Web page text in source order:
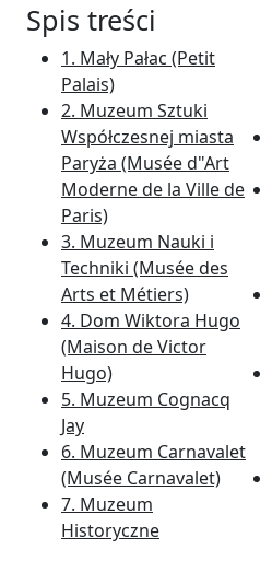
Spis treści
1. Mały Pałac (Petit
Palais)
2. Muzeum Sztuki
Współczesnej miasta
Paryża (Musée d"Art
Moderne de la Ville de
Paris)
3. Muzeum Nauki i
Techniki (Musée des
Arts et Métiers)
4. Dom Wiktora Hugo
(Maison de Victor
Hugo)
5. Muzeum Cognacq
Jay
6. Muzeum Carnavalet
(Musée Carnavalet)
7. Muzeum
Historyczne